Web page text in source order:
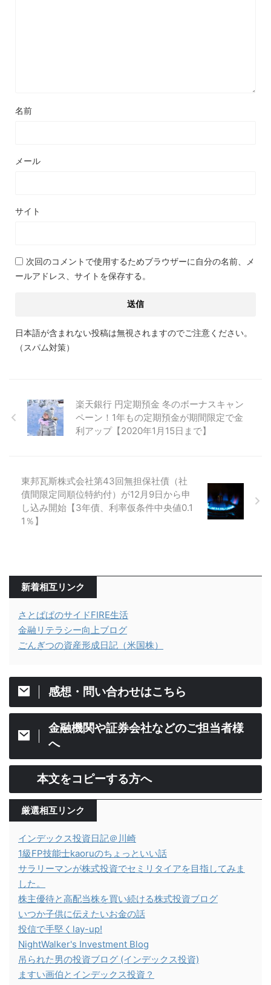
名前
メール
サイト
次回のコメントで使用するためブラウザーに自分の名前、メ
ールアドレス、サイトを保存する。
日本語が含まれない投稿は無視されますのでご注意ください。
（スパム対策）
楽天銀行 円定期預金 冬のボーナスキャン
ペーン！1年もの定期預金が期間限定で金
利アップ【2020年1月15日まで】
東邦瓦斯株式会社第43回無担保社債（社
債間限定同順位特約付）が12月9日から申
し込み開始【3年債、利率仮条件中央値0.1
1％】
新着相互リンク
さとぱぱのサイドFIRE生活
金融リテラシー向上ブログ
ごんぎつの資産形成日記（米国株）
感想・問い合わせはこちら
金融機関や証券会社などのご担当者様
へ
本文をコピーする方へ
厳選相互リンク
インデックス投資日記＠川崎
1級FP技能士kaoruのちょっといい話
サラリーマンが株式投資でセミリタイアを目指してみま
した。
株主優待と高配当株を買い続ける株式投資ブログ
いつか子供に伝えたいお金の話
投信で手堅くlay-up!
NightWalker's Investment Blog
吊られた男の投資ブログ (インデックス投資)
ますい画伯とインデックス投資？